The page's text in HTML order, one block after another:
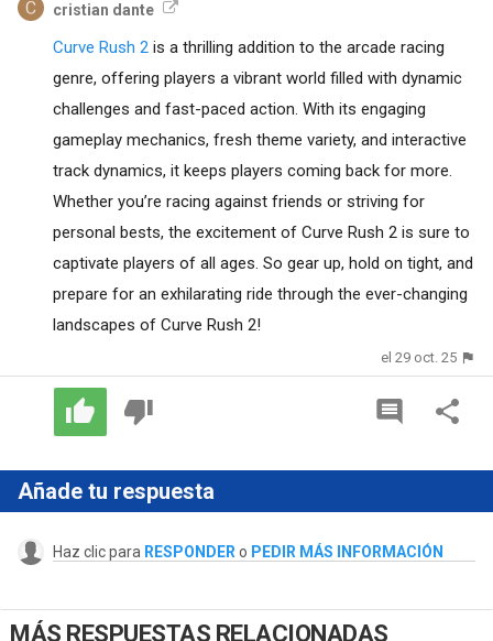
cristian dante
Curve Rush 2is a thrilling addition to the arcade racing
genre, offering players a vibrant world filled with dynamic
challenges and fast-paced action. With its engaging
gameplay mechanics, fresh theme variety, and interactive
track dynamics, it keeps players coming back for more.
Whether you’re racing against friends or striving for
personal bests, the excitement of Curve Rush 2 is sure to
captivate players of all ages. So gear up, hold on tight, and
prepare for an exhilarating ride through the ever-changing
landscapes of Curve Rush 2!
el 29 oct. 25
Añade tu respuesta
Haz clic para RESPONDER o PEDIR MÁS INFORMACIÓN
MÁS RESPUESTAS RELACIONADAS